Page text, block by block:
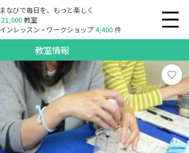
なびで毎日を、もっと楽しく
21,000教室
ンレッスン・ワークショップ4,400件
教室情報